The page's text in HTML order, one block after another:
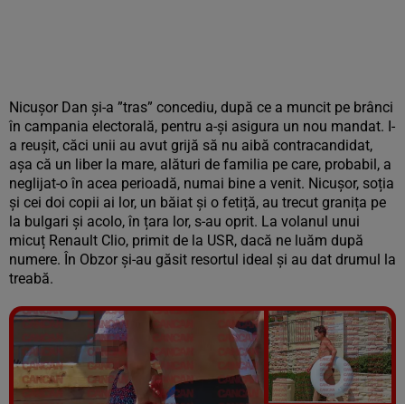
Nicușor Dan și-a ”tras” concediu, după ce a muncit pe brânci
în campania electorală, pentru a-și asigura un nou mandat. I-
a reușit, căci unii au avut grijă să nu aibă contracandidat,
așa că un liber la mare, alături de familia pe care, probabil, a
neglijat-o în acea perioadă, numai bine a venit. Nicușor, soția
și cei doi copii ai lor, un băiat și o fetiță, au trecut granița pe
la bulgari și acolo, în țara lor, s-au oprit. La volanul unui
micuț Renault Clio, primit de la USR, dacă ne luăm după
numere. În Obzor și-au găsit resortul ideal și au dat drumul la
treabă.